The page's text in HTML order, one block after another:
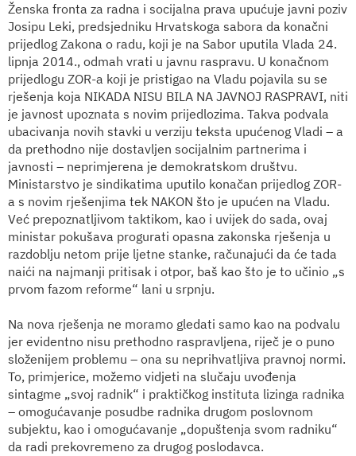
Ženska fronta za radna i socijalna prava upućuje javni poziv
Josipu Leki, predsjedniku Hrvatskoga sabora da konačni
prijedlog Zakona o radu, koji je na Sabor uputila Vlada 24.
lipnja 2014., odmah vrati u javnu raspravu. U konačnom
prijedlogu ZOR-a koji je pristigao na Vladu pojavila su se
rješenja koja NIKADA NISU BILA NA JAVNOJ RASPRAVI, niti
je javnost upoznata s novim prijedlozima. Takva podvala
ubacivanja novih stavki u verziju teksta upućenog Vladi – a
da prethodno nije dostavljen socijalnim partnerima i
javnosti – neprimjerena je demokratskom društvu.
Ministarstvo je sindikatima uputilo konačan prijedlog ZOR-
a s novim rješenjima tek NAKON što je upućen na Vladu.
Već prepoznatljivom taktikom, kao i uvijek do sada, ovaj
ministar pokušava progurati opasna zakonska rješenja u
razdoblju netom prije ljetne stanke, računajući da će tada
naići na najmanji pritisak i otpor, baš kao što je to učinio „s
prvom fazom reforme“ lani u srpnju.
Na nova rješenja ne moramo gledati samo kao na podvalu
jer evidentno nisu prethodno raspravljena, riječ je o puno
složenijem problemu – ona su neprihvatljiva pravnoj normi.
To, primjerice, možemo vidjeti na slučaju uvođenja
sintagme „svoj radnik“ i praktičkog instituta lizinga radnika
– omogućavanje posudbe radnika drugom poslovnom
subjektu, kao i omogućavanje „dopuštenja svom radniku“
da radi prekovremeno za drugog poslodavca.